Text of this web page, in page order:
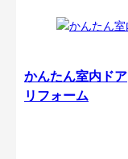
かんたん室内ドア
リフォーム